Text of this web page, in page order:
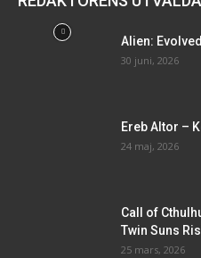
Alien:
30 juni, 2026
Ereb Altor –
24 maj, 2026
Call of
Twin Suns
25 mars, 2026